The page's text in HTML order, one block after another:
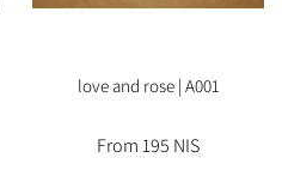
love and rose | A001
From 195 NIS